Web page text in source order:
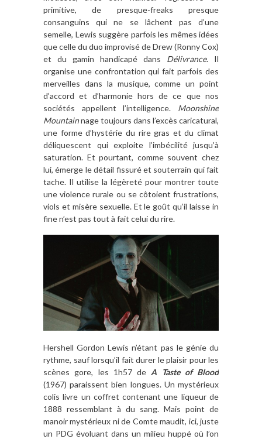
primitive, de presque-freaks presque
consanguins qui ne se lâchent pas d’une
semelle, Lewis suggère parfois les mêmes idées
que celle du duo improvisé de Drew (Ronny Cox)
et du gamin handicapé dans Délivrance. Il
organise une confrontation qui fait parfois des
merveilles dans la musique, comme un point
d’accord et d’harmonie hors de ce que nos
sociétés appellent l’intelligence. Moonshine
Mountainnage toujours dans l’excès caricatural,
une forme d’hystérie du rire gras et du climat
déliquescent qui exploite l’imbécilité jusqu’à
saturation. Et pourtant, comme souvent chez
lui, émerge le détail fissuré et souterrain qui fait
tache. Il utilise la légèreté pour montrer toute
une violence rurale ou se côtoient frustrations,
viols et misère sexuelle. Et le goût qu’il laisse in
fine n’est pas tout à fait celui du rire.
Hershell Gordon Lewis n’étant pas le génie du
rythme, sauf lorsqu’il fait durer le plaisir pour les
scènes gore, les 1h57 de A Taste of Blood
(1967) paraissent bien longues. Un mystérieux
colis livre un coffret contenant une liqueur de
1888 ressemblant à du sang. Mais point de
manoir mystérieux ni de Comte maudit, ici, juste
un PDG évoluant dans un milieu huppé où l’on